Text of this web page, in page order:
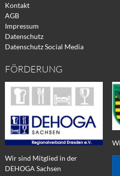
Kontakt
AGB
Impressum
Datenschutz
Datenschutz Social Media
FÖRDERUNG
Wir sind Mitglied in der
DEHOGA Sachsen